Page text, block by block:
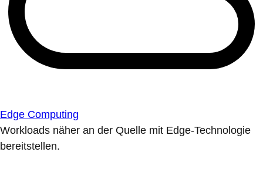
Edge Computing
Workloads näher an der Quelle mit Edge-Technologie
bereitstellen.